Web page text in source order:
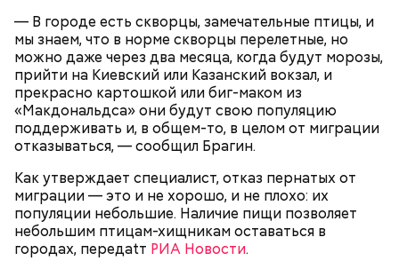
— В городе есть скворцы, замечательные птицы, и
мы знаем, что в норме скворцы перелетные, но
можно даже через два месяца, когда будут морозы,
прийти на Киевский или Казанский вокзал, и
прекрасно картошкой или биг-маком из
«Макдональдса» они будут свою популяцию
поддерживать и, в общем-то, в целом от миграции
отказываться, — сообщил Брагин.
Как утверждает специалист, отказ пернатых от
миграции — это и не хорошо, и не плохо: их
популяции небольшие. Наличие пищи позволяет
небольшим птицам-хищникам оставаться в
городах, передаtт РИА Новости.
нужно застыть на месте и не двигаться;
нельзя ни в коем случае махать руками;
не стоит пытаться «поймать» молнию или
потрогать, особенно металлическими
предметами.
— Первые двое суток мы постоянно были на ногах.
Множество людей совершают паломнические
поездки, чтобы поклониться мощам Святителя
Николая, которые находятся в Италии. 19 декабря